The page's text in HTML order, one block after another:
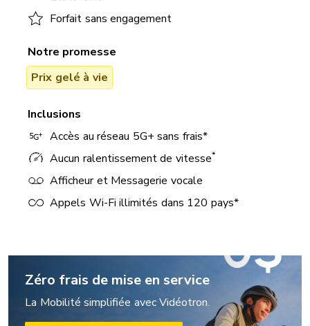
Forfait sans engagement
Notre promesse
Prix gelé à vie
Inclusions
Accès au réseau 5G+ sans frais*
Aucun ralentissement de vitesse*
Afficheur et Messagerie vocale
Appels Wi-Fi illimités dans 120 pays*
Zéro frais de mise en service
La Mobilité simplifiée avec Vidéotron.